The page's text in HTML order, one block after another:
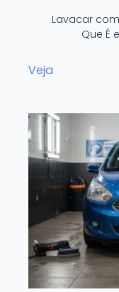
Lavacar
Que É
Veja